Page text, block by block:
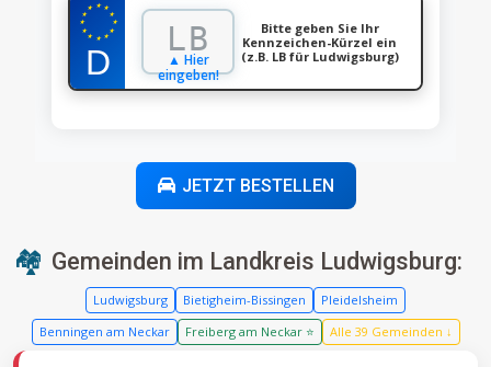
★ ★
★
★
★
★
★
★
★
★
★
★
▲ Hier
eingeben!
Bitte geben Sie Ihr
Kennzeichen-Kürzel ein
(z.B. LB für Ludwigsburg)
JETZT BESTELLEN
🏘️ Gemeinden im Landkreis Ludwigsburg:
Ludwigsburg Bietigheim-Bissingen
Pleidelsheim
Benningen am Neckar
Freiberg am Neckar ⭐ Alle 39 Gemeinden ↓